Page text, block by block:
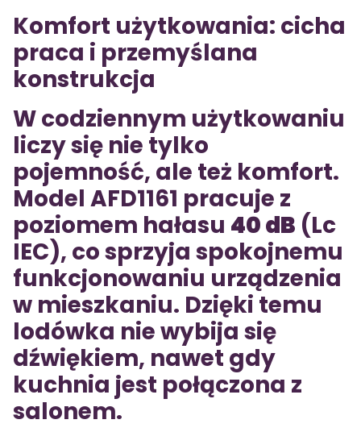
Komfort użytkowania: cicha
praca i przemyślana
konstrukcja
W codziennym użytkowaniu
liczy się nie tylko
pojemność, ale też komfort.
Model AFD1161 pracuje z
poziomem hałasu 40 dB (Lc
IEC), co sprzyja spokojnemu
funkcjonowaniu urządzenia
w mieszkaniu. Dzięki temu
lodówka nie wybija się
dźwiękiem, nawet gdy
kuchnia jest połączona z
salonem.